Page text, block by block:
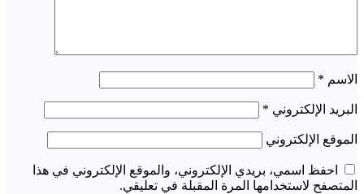
الاسم *
البريد الإلكتروني *
الموقع الإلكتروني
احفظ اسمي، بريدي الإلكتروني، والموقع الإلكتروني في هذا
المتصفح لاستخدامها المرة المقبلة في تعليقي.